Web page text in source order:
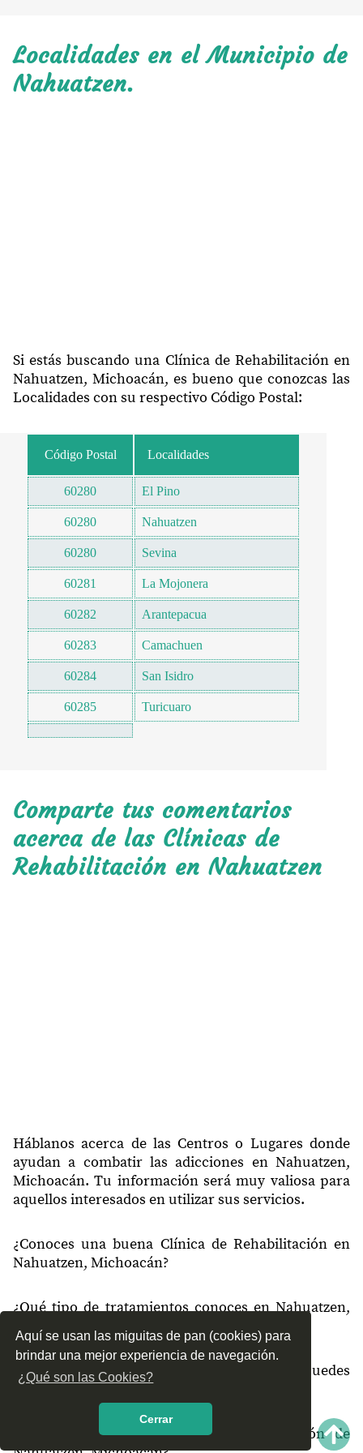
Aquí se usan las miguitas de pan (cookies) para
brindar una mejor experiencia de navegación.
¿Qué son las Cookies?
Cerrar
Localidades en el Municipio de
Nahuatzen.
Si estás buscando una Clínica de Rehabilitación en
Nahuatzen, Michoacán, es bueno que conozcas las
Localidades con su respectivo Código Postal:
Código Postal Localidades
60280 El Pino
60280 Nahuatzen
60280 Sevina
60281 La Mojonera
60282 Arantepacua
60283 Camachuen
60284 San Isidro
60285 Turicuaro
Comparte tus comentarios
acerca de las Clínicas de
Rehabilitación en Nahuatzen
Háblanos acerca de las Centros o Lugares donde
ayudan a combatir las adicciones en Nahuatzen,
Michoacán. Tu información será muy valiosa para
aquellos interesados en utilizar sus servicios.
¿Conoces una buena Clínica de Rehabilitación en
Nahuatzen, Michoacán?
¿Qué tipo de tratamientos conoces en Nahuatzen,
Michoacán?
¿Cómo es el servicio de las Clínicas que puedes
encontrar en Nahuatzen, Michoacán?
¿Recomiendas las Clínicas de Rehabilitación de